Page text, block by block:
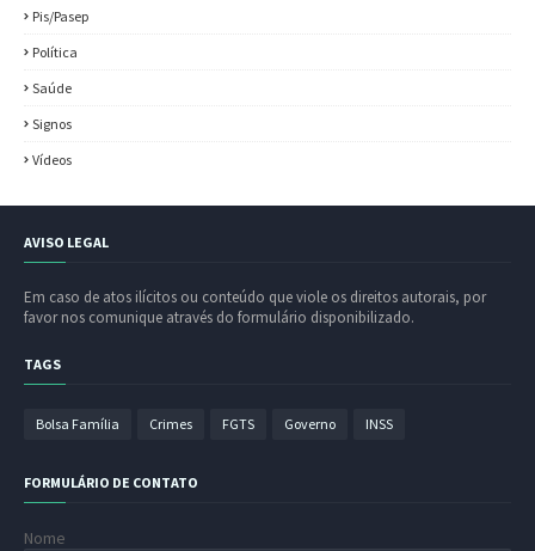
Pis/Pasep
Política
Saúde
Signos
Vídeos
AVISO LEGAL
Em caso de atos ilícitos ou conteúdo que viole os direitos autorais, por
favor nos comunique através do formulário disponibilizado.
TAGS
Bolsa Família Crimes FGTS Governo INSS
FORMULÁRIO DE CONTATO
Nome